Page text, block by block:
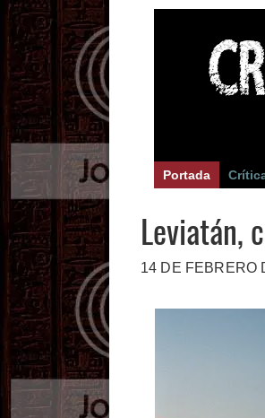
Portada
Leviatán,
14 DE FEBRERO